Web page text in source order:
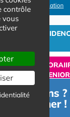
Conditions d'utilisation
EN
RESIDENCE
UNE PLACE
RESIDENCE SENIOR
!
contrôle
vous